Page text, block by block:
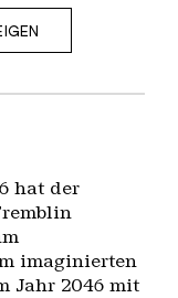
hat der
imaginierten
Jahr 2046 mit